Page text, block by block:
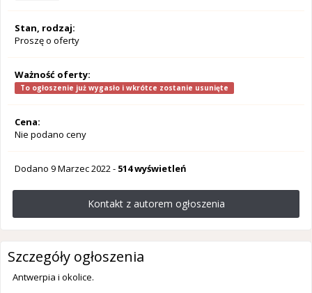
Stan, rodzaj:
Proszę o oferty
Ważność oferty:
To ogłoszenie już wygasło i wkrótce zostanie usunięte
Cena:
Nie podano ceny
Dodano 9 Marzec 2022- 514 wyświetleń
Kontakt z autorem ogłoszenia
Szczegóły ogłoszenia
Antwerpia i okolice.